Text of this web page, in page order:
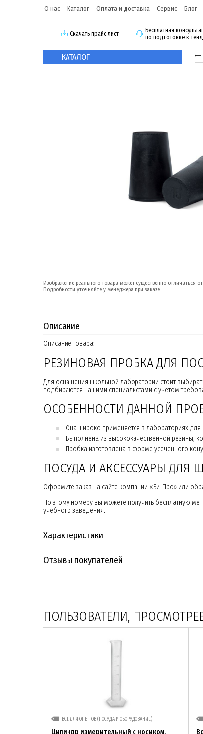
О нас Каталог Оплата и доставка Сервис Блог
Скачать прайс лист
Бесплатная
по подготовке к
КАТАЛОГ
Изображение реального товара может существенно отличаться
Подробности уточняйте у менеджера при заказе.
Описание
Описание товара:
РЕЗИНОВАЯ ПРОБКА ДЛЯ
Для оснащения школьной лаборатории стоит
подбираются нашими специалистами с учетом
ОСОБЕННОСТИ ДАННОЙ
Она широко применяется в лабораториях
Выполнена из высококачественной резины,
Пробка изготовлена в форме усеченного
ПОСУДА И АКСЕССУАРЫ ДЛЯ
Оформите заказ на сайте компании «Би-Про» или
По этому номеру вы можете получить бесплатную
учебного заведения.
Характеристики
Отзывы покупателей
ПОЛЬЗОВАТЕЛИ,
ВСЕ ДЛЯ ОПЫТОВ (ПОСУДА И ОБОРУДОВАНИЕ)
Цилиндр измерительный с носиком,